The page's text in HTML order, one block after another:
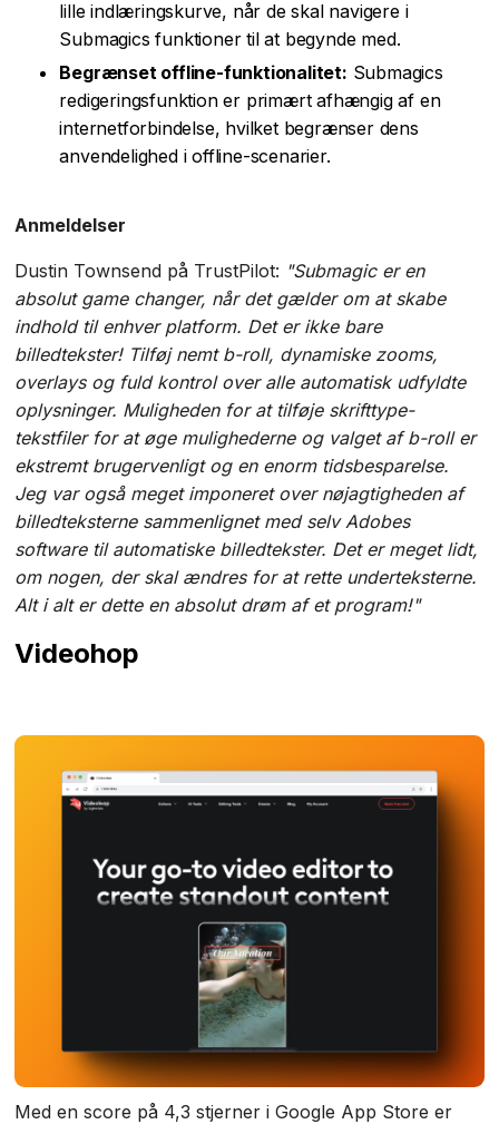
lille indlæringskurve, når de skal navigere i
Submagics funktioner til at begynde med.
Begrænset offline-funktionalitet: Submagics
redigeringsfunktion er primært afhængig af en
internetforbindelse, hvilket begrænser dens
anvendelighed i offline-scenarier.
Anmeldelser
Dustin Townsend på TrustPilot: "Submagic er en
absolut game changer, når det gælder om at skabe
indhold til enhver platform. Det er ikke bare
billedtekster! Tilføj nemt b-roll, dynamiske zooms,
overlays og fuld kontrol over alle automatisk udfyldte
oplysninger. Muligheden for at tilføje skrifttype-
tekstfiler for at øge mulighederne og valget af b-roll er
ekstremt brugervenligt og en enorm tidsbesparelse.
Jeg var også meget imponeret over nøjagtigheden af
billedteksterne sammenlignet med selv Adobes
software til automatiske billedtekster. Det er meget lidt,
om nogen, der skal ændres for at rette underteksterne.
Alt i alt er dette en absolut drøm af et program!"
Videohop
Med en score på 4,3 stjerner i Google App Store er